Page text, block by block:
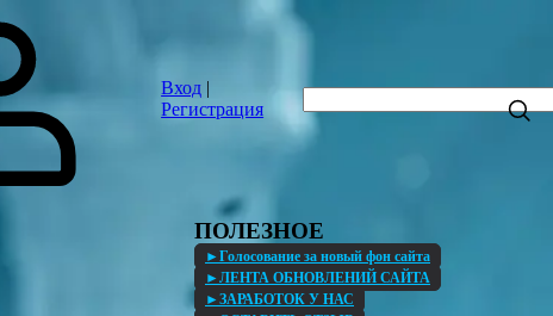
Вход |
Регистрация
ПОЛЕЗНОЕ
►Голосование за новый фон сайта
►ЛЕНТА ОБНОВЛЕНИЙ САЙТА
►ЗАРАБОТОК У НАС